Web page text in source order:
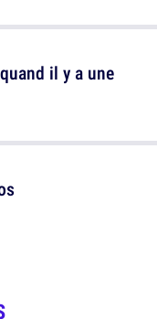
il y a une